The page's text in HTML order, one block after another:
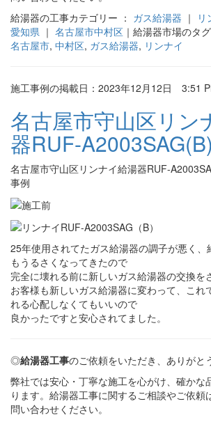
給湯器の工事カテゴリー ： ガス給湯器 ｜ リ
愛知県 ｜ 名古屋市中村区 ｜給湯器市場のタグ
名古屋市, 中村区, ガス給湯器, リンナイ
施工事例の掲載日：2023年12月12日 3:51
名古屋市守山区リン
器RUF-
名古屋市守山区リンナイ給湯器RUF-
事例
25年使用されてたガス給湯器の調子が悪く
もうるさくなってきたので
完全に壊れる前に新しいガス給湯器の交換を
お客様も新しいガス給湯器に変わって、これ
れる心配しなくてもいいので
良かったですと安心されてました。
◎給湯器工事のご依頼をいただき、ありがと
弊社では安心・丁寧な施工を心がけ、確かな
ります。給湯器工事に関するご相談やご依頼
問い合わせください。